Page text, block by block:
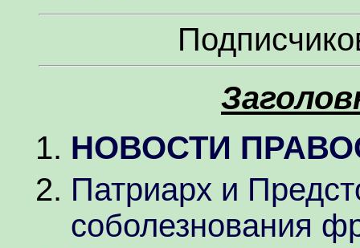
НОВОСТИ
Патриарх и
соболезнования